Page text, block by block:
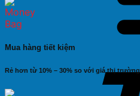
Mua hàng tiết kiệm
Rẻ hơn từ 10% – 30% so với giá thị trường